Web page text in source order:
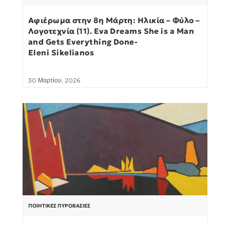
Αφιέρωμα στην 8η Μάρτη: Ηλικία – Φύλο –
Λογοτεχνία (11). Eva Dreams She is a Man
and Gets Everything Done-
Eleni Sikelianos
30 Μαρτίου, 2026
ΠΟΙΗΤΙΚΈΣ ΠΥΡΟΒΑΣΊΕΣ